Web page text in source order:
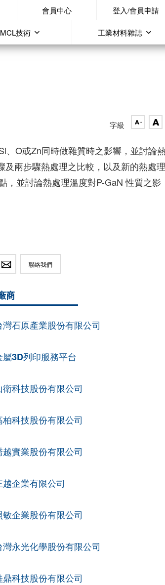
會員中心 登入/會員申請
MCL技術 工業材料雜誌
字級
、O或Zn同時做雜質時之影響，並討論
兩步驟熱處理之比較，以及新的熱處
，並討論熱處理溫度對P-GaN 性質之影
聯絡我們
商
灣石原產業股份有限公司
屬3D列印服務平台
衛科技股份有限公司
柏科技股份有限公司
越實業股份有限公司
越企業有限公司
敏企業股份有限公司
灣永光化學股份有限公司
鼎科技股份有限公司